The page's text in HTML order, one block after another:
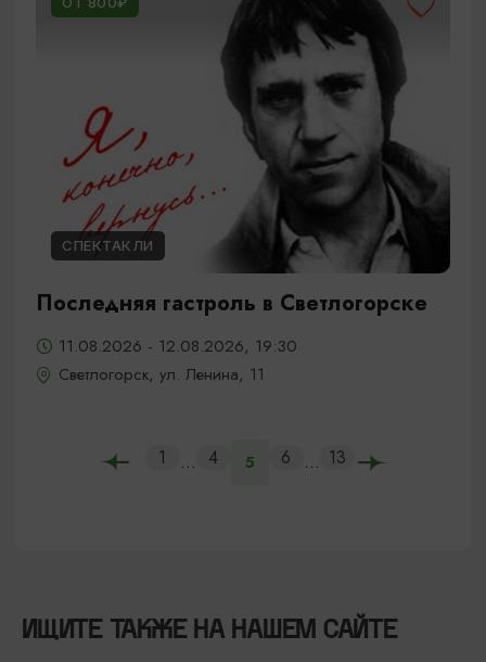
СПЕКТАКЛИ
Последняя гастроль в Светлогорске
11.08.2026 - 12.08.2026, 19:30
Светлогорск, ул. Ленина, 11
1 ... 4 5 6 ... 13
ИЩИТЕ ТАКЖЕ НА НАШЕМ САЙТЕ